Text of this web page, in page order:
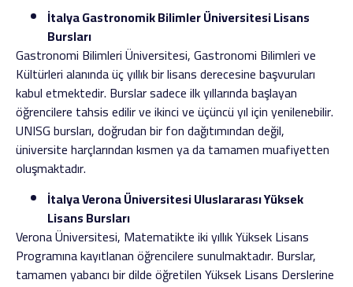
İtalya Gastronomik Bilimler Üniversitesi Lisans
Bursları
Gastronomi Bilimleri Üniversitesi, Gastronomi Bilimleri ve
Kültürleri alanında üç yıllık bir lisans derecesine başvuruları
kabul etmektedir. Burslar sadece ilk yıllarında başlayan
öğrencilere tahsis edilir ve ikinci ve üçüncü yıl için yenilenebilir.
UNISG bursları, doğrudan bir fon dağıtımından değil,
üniversite harçlarından kısmen ya da tamamen muafiyetten
oluşmaktadır.
İtalya Verona Üniversitesi Uluslararası Yüksek
Lisans Bursları
Verona Üniversitesi, Matematikte iki yıllık Yüksek Lisans
Programına kayıtlanan öğrencilere sunulmaktadır. Burslar,
tamamen yabancı bir dilde öğretilen Yüksek Lisans Derslerine